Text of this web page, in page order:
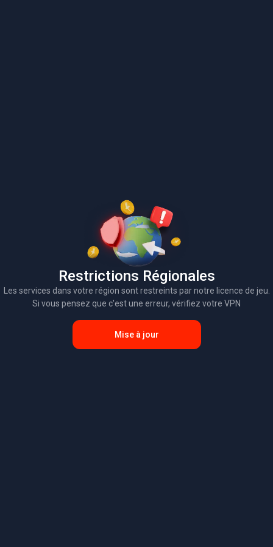
Restrictions Régionales
Les services dans votre région sont restreints par notre licence de jeu.
Si vous pensez que c'est une erreur, vérifiez votre VPN
Mise à jour